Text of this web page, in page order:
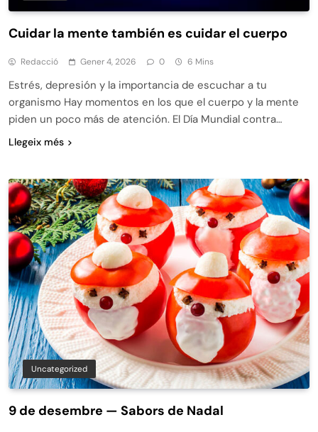
Cuidar la mente también es cuidar el cuerpo
Redacció Gener 4, 2026 0 6 Mins
Estrés, depresión y la importancia de escuchar a tu
organismo Hay momentos en los que el cuerpo y la mente
piden un poco más de atención. El Día Mundial contra…
Llegeix més
Uncategorized
9 de desembre — Sabors de Nadal